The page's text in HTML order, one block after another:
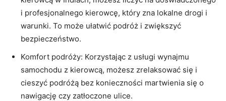
i profesjonalnego kierowcę, który zna​ lokalne drogi i
warunki. To może ułatwić podróż i zwiększyć
bezpieczeństwo.
Komfort podróży:‍ Korzystając z usługi wynajmu
samochodu ⁤z kierowcą, możesz zrelaksować się i
cieszyć podróżą bez‌ konieczności‍ martwienia‌ się o ​
nawigację czy zatłoczone ulice.